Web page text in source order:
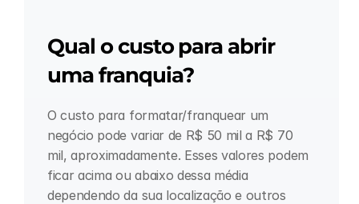
Qual o custo para abrir
uma franquia?
O custo para formatar/franquear um
negócio pode variar de R$ 50 mil a R$ 70
mil, aproximadamente. Esses valores podem
ficar acima ou abaixo dessa média
dependendo da sua localização e outros